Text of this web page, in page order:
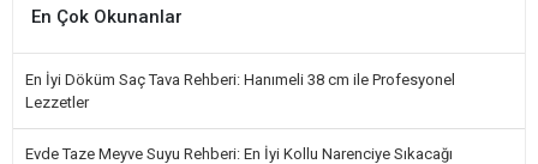
En Çok Okunanlar
En İyi Döküm Saç Tava Rehberi: Hanımeli 38 cm ile Profesyonel
Lezzetler
Evde Taze Meyve Suyu Rehberi: En İyi Kollu Narenciye Sıkacağı